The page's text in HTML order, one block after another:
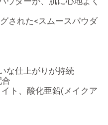
された<スムースパウダ
な仕上がりが持続
ト、酸化亜鉛(メイクア